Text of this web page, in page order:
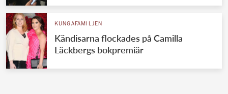
Danska kungahuset
Spanska kungahuset
KUNGAFAMILJEN
Kändisarna flockades på Camilla
Läckbergs bokpremiär